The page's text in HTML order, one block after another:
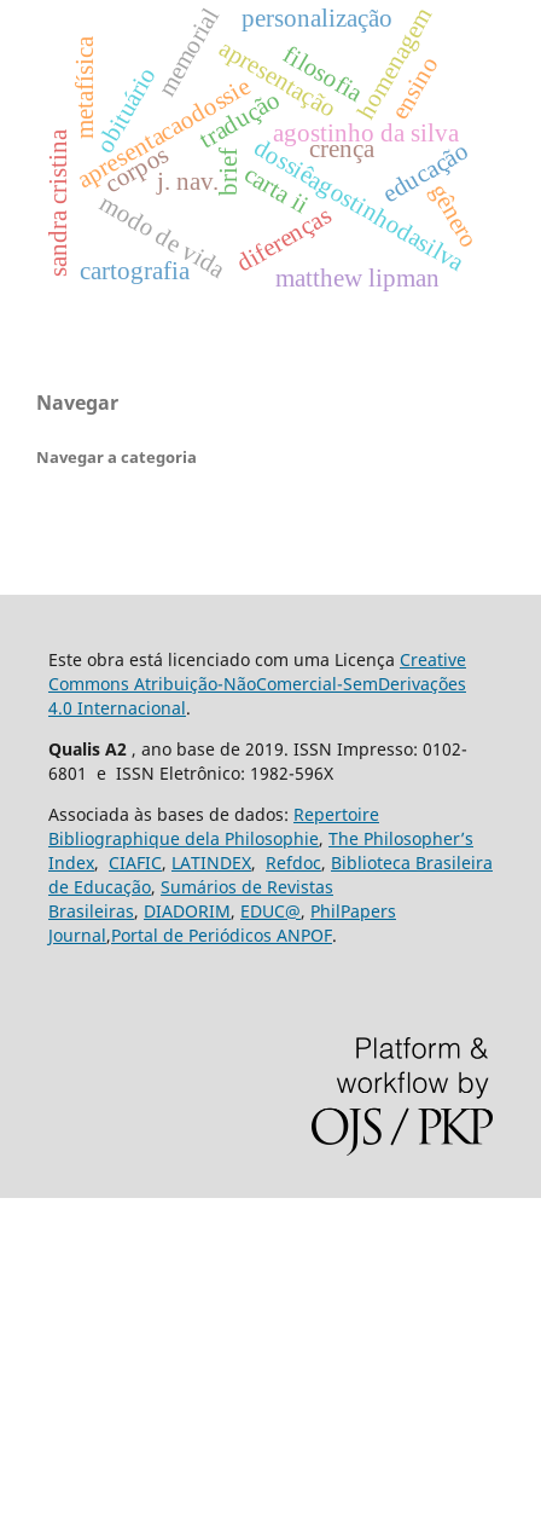
apresentação
dossiêagostinhodasilva
apresentacaodossie
tradução
brief
j. nav.
agostinho da silva
carta ii
sandra cristina
obituário homenagem
memorial
diferenças
corpos
filosofia
metafísica
modo de vida matthew lipman
educação
personalização
crença
cartografia
gênero
ensino
Navegar
Navegar a categoria
Este obra está licenciado com uma Licença Creative
Commons Atribuição-NãoComercial-SemDerivações
4.0 Internacional.
Qualis A2 , ano base de 2019. ISSN Impresso: 0102-
6801 e ISSN Eletrônico: 1982-596X
Associada às bases de dados: Repertoire
Bibliographique dela Philosophie, The Philosopher’s
Index, CIAFIC, LATINDEX, Refdoc, Biblioteca Brasileira
de Educação, Sumários de Revistas
Brasileiras, DIADORIM, EDUC@, PhilPapers
Journal,Portal de Periódicos ANPOF.